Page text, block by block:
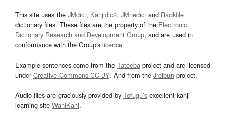
This site uses the JMdict, Kanjidic2, JMnedict and Radkfile
dictionary files. These files are the property of the Electronic
Dictionary Research and Development Group, and are used in
conformance with the Group's licence.
Example sentences come from the Tatoeba project and are licensed
underCreative Commons CC-BY. And from the Jreibun project.
Audio files are graciously provided by Tofugu’s excellent kanji
learning site WaniKani.